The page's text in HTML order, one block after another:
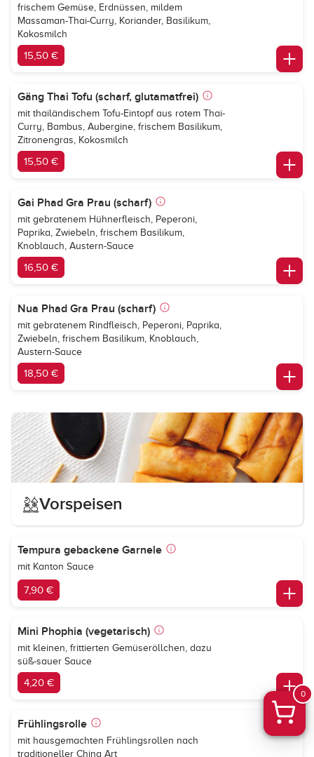
frischem Gemüse, Erdnüssen, mildem
Massaman-Thai-Curry, Koriander, Basilikum,
Kokosmilch
15,50 €
Gäng Thai Tofu (scharf, glutamatfrei)
mit thailändischem Tofu-Eintopf aus rotem Thai-
Curry, Bambus, Aubergine, frischem Basilikum,
Zitronengras, Kokosmilch
15,50 €
Gai Phad Gra Prau (scharf)
mit gebratenem Hühnerfleisch, Peperoni,
Paprika, Zwiebeln, frischem Basilikum,
Knoblauch, Austern-Sauce
16,50 €
Nua Phad Gra Prau (scharf)
mit gebratenem Rindfleisch, Peperoni, Paprika,
Zwiebeln, frischem Basilikum, Knoblauch,
Austern-Sauce
18,50 €
Vorspeisen
Tempura gebackene Garnele
mit Kanton Sauce
7,90 €
Mini Phophia (vegetarisch)
mit kleinen, frittierten Gemüseröllchen, dazu
süß-sauer Sauce
4,20 €
Frühlingsrolle
mit hausgemachten Frühlingsrollen nach
traditioneller China Art
0